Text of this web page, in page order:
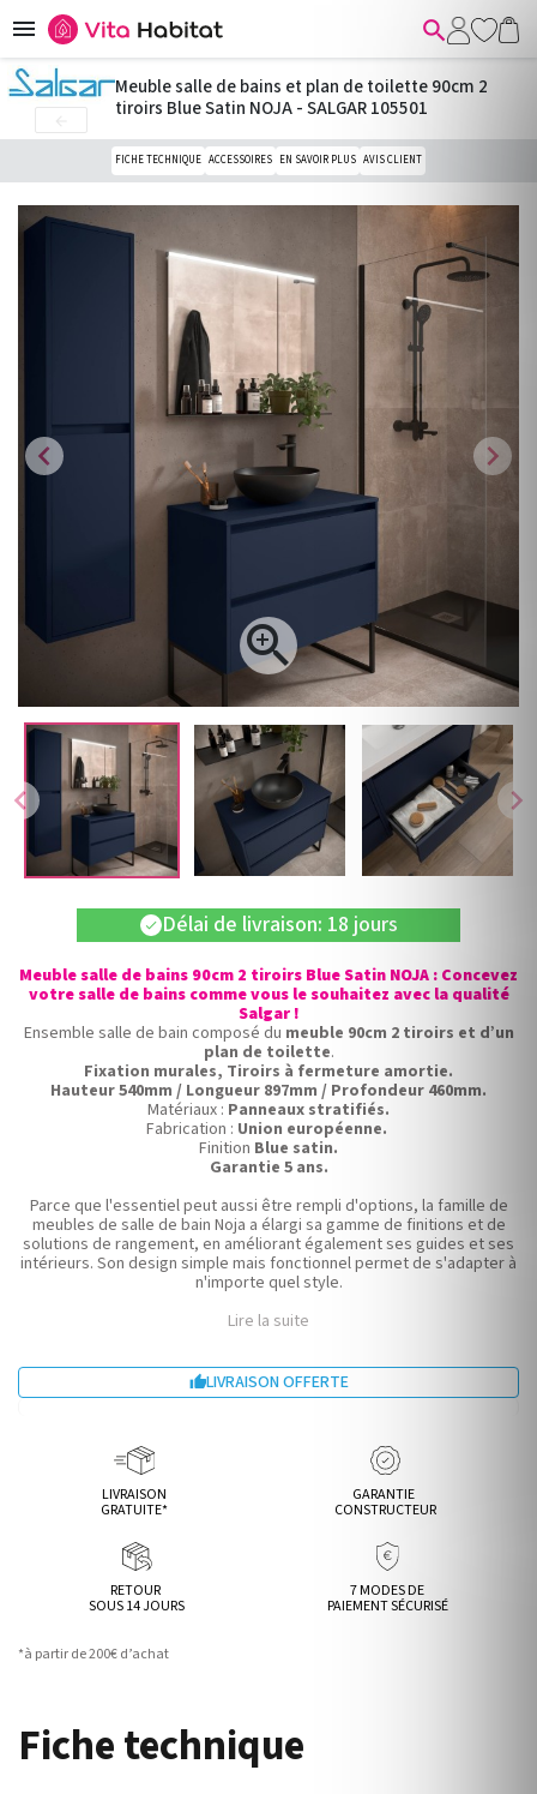
 
chevron_left chevron_right
chevron_left

chevron_right
Meuble salle de bains et plan de toilette 90cm 2
tiroirs Blue Satin NOJA - SALGAR 105501
FICHE TECHNIQUE ACCESSOIRES EN SAVOIR PLUS AVIS CLIENT
check Délai de livraison: 18 jours
Meuble salle de bains 90cm 2 tiroirs Blue Satin NOJA : Concevez
votre salle de bains comme vous le souhaitez avec la qualité
Salgar !
Ensemble salle de bain composé du meuble 90cm 2 tiroirs et d’un
plan de toilette.
Fixation murales, Tiroirs à fermeture amortie.
Hauteur 540mm / Longueur 897mm / Profondeur 460mm.
Matériaux : Panneaux stratifiés.
Fabrication : Union européenne.
Finition Blue satin.
Garantie 5 ans.
Parce que l'essentiel peut aussi être rempli d'options, la famille de
meubles de salle de bain Noja a élargi sa gamme de finitions et de
solutions de rangement, en améliorant également ses guides et ses
intérieurs. Son design simple mais fonctionnel permet de s'adapter à
n'importe quel style.
Lire la suite
LIVRAISON OFFERTE
LIVRAISON
GRATUITE*
GARANTIE
CONSTRUCTEUR
RETOUR
SOUS 14 JOURS
7 MODES DE
PAIEMENT SÉCURISÉ
*à partir de 200€ d’achat
Fiche technique